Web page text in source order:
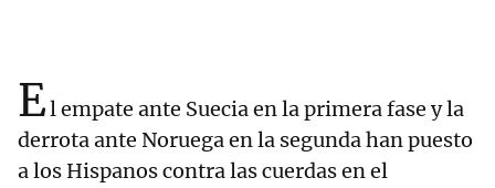
El empate ante Suecia en la primera fase y la
derrota ante Noruega en la segunda han puesto
a los Hispanos contra las cuerdas en el